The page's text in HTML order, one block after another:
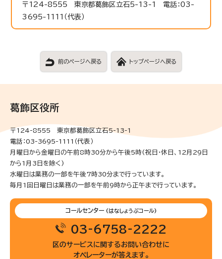
〒124-8555 東京都葛飾区立石5-13-1 電話：03-
3695-1111（代表）
前のページへ戻る トップページへ戻る
葛飾区役所
〒124-8555 東京都葛飾区立石5-13-1
電話：03-3695-1111（代表）
月曜日から金曜日の午前8時30分から午後5時(祝日・休日、12月29日
から1月3日を除く)
水曜日は業務の一部を午後7時30分まで行っています。
毎月1回日曜日は業務の一部を午前9時から正午まで行っています。
コールセンター (はなしょうぶコール)
03-6758-2222
区のサービスに関するお問い合わせに
オペレーターが答えます。